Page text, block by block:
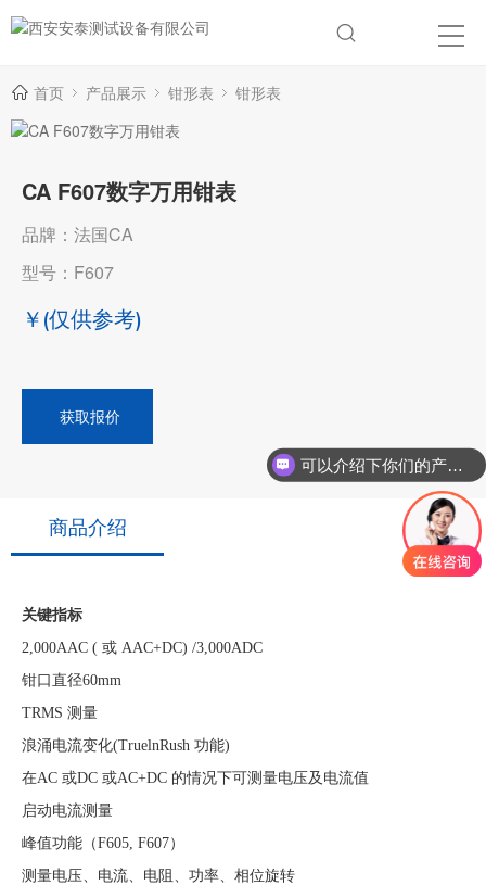
首页 产品展示 钳形表 钳形表
CA F607数字万用钳表
品牌：法国CA
型号：F607
￥ (仅供参考)
获取报价
商品介绍
关键指标
2,000AAC ( 或 AAC+DC) /3,000ADC
钳口直径60mm
TRMS 测量
浪涌电流变化(TruelnRush 功能)
在AC 或DC 或AC+DC 的情况下可测量电压及电流值
启动电流测量
峰值功能（F605, F607）
测量电压、电流、电阻、功率、相位旋转
可以介绍下你们的产品么？